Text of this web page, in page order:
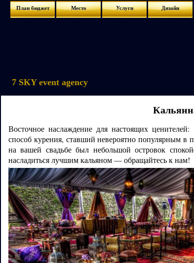
План бюджет Место Услуги Дизайн
7 SKY event agency
Восточное наслаждение для настоящих
способ курения, ставший невероятно популярным
на вашей свадьбе был небольшой островок
насладиться лучшим кальяном — обращайтесь к нам!